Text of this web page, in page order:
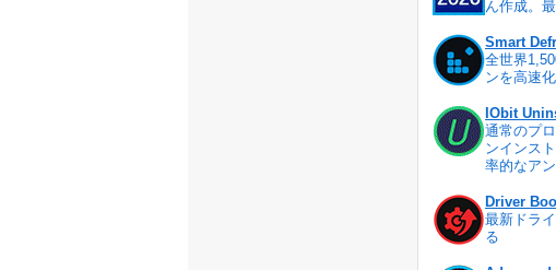
ん作成。
Smart
全世界
ンを高速化
IObit
通常のプ
ンインス
率的なア
Driver
最新ドラ
る